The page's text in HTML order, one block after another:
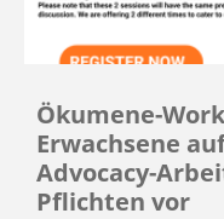
Ökumene-
Erwachsene
Advocacy-
Pflichten vor